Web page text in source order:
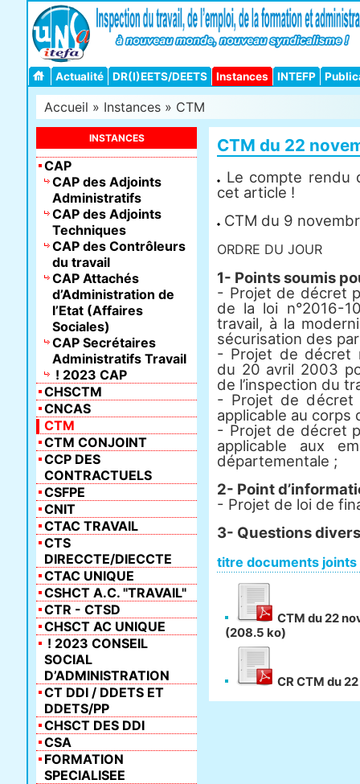
Actualité DR(I)EETS/DEETS Instances INTEFP
Accueil » Instances » CTM
CTM du 22
Le compte rendu
cet article !
CTM du 9
ORDRE DU JOUR
1- Points soumis
- Projet de décret
de la loi n°2016-
travail, à la
sécurisation des
- Projet de décret
du 20 avril 2003
de l’inspection du
- Projet de décret
applicable au corps
- Projet de décret
applicable aux
départementale ;
2- Point
- Projet de loi de
3- Questions
titre documents joints
CTM du 22
(208.5 ko)
CR CTM du
INSTANCES
CAP
CAP des Adjoints
Administratifs
CAP des Adjoints
Techniques
CAP des Contrôleurs
du travail
CAP Attachés
d’Administration de
l’Etat (Affaires
Sociales)
CAP Secrétaires
Administratifs Travail
! 2023 CAP
CHSCTM
CNCAS
CTM
CTM CONJOINT
CCP DES
CONTRACTUELS
CSFPE
CNIT
CTAC TRAVAIL
CTS
DIRECCTE/DIECCTE
CTAC UNIQUE
CSHCT A.C. "TRAVAIL"
CTR - CTSD
CHSCT AC UNIQUE
! 2023 CONSEIL
SOCIAL
D’ADMINISTRATION
CT DDI / DDETS ET
DDETS/PP
CHSCT DES DDI
CSA
FORMATION
SPECIALISEE